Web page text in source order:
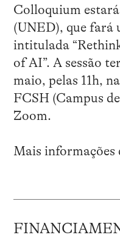
Colloquium
(UNED), que fará
intitulada
of AI”. A sessão
maio, pelas 11h,
FCSH (Campus
Zoom.
Mais informações